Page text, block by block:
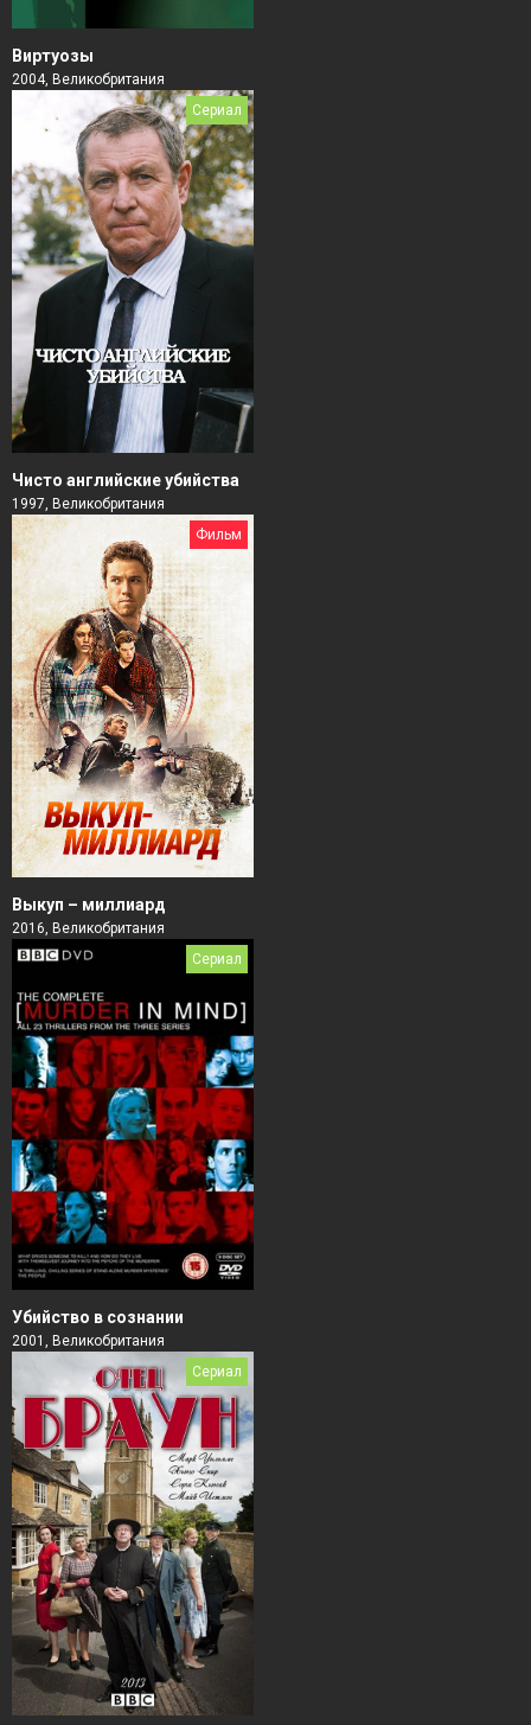
Виртуозы
2004, Великобритания
Сериал
Чисто английские убийства
1997, Великобритания
Фильм
Выкуп – миллиард
2016, Великобритания
Сериал
Убийство в сознании
2001, Великобритания
Сериал